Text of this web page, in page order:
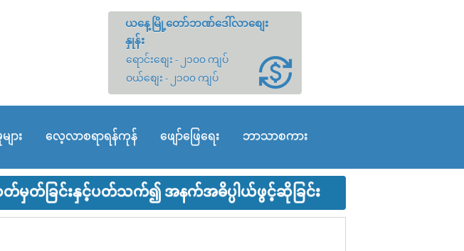
ယနေ့မြို့တော်ဘဏ်ဒေါ်လာစျေး
နှုန်း
ရောင်းစျေး - ၂၁၀၀ ကျပ်
ဝယ်စျေး - ၂၁၀၀ ကျပ်
ျား လေ့လာစရာရန်ကုန် ဖျော်ဖြေရေး ဘာသာစကား
တ်မှတ်ခြင်းနှင့်ပတ်သက်၍ အနက်အဓိပ္ပါယ်ဖွင့်ဆိုခြင်း